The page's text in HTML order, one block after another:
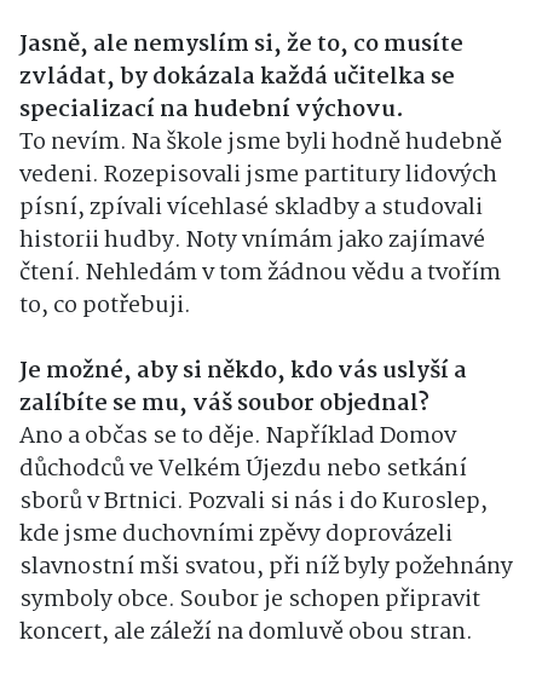
Jasně, ale nemyslím si, že to, co musíte
zvládat, by dokázala každá učitelka se
specializací na hudební výchovu.
To nevím. Na škole jsme byli hodně hudebně
vedeni. Rozepisovali jsme partitury lidových
písní, zpívali vícehlasé skladby a studovali
historii hudby. Noty vnímám jako zajímavé
čtení. Nehledám v tom žádnou vědu a tvořím
to, co potřebuji.
Je možné, aby si někdo, kdo vás uslyší a
zalíbíte se mu, váš soubor objednal?
Ano a občas se to děje. Například Domov
důchodců ve Velkém Újezdu nebo setkání
sborů v Brtnici. Pozvali si nás i do Kuroslep,
kde jsme duchovními zpěvy doprovázeli
slavnostní mši svatou, při níž byly požehnány
symboly obce. Soubor je schopen připravit
koncert, ale záleží na domluvě obou stran.